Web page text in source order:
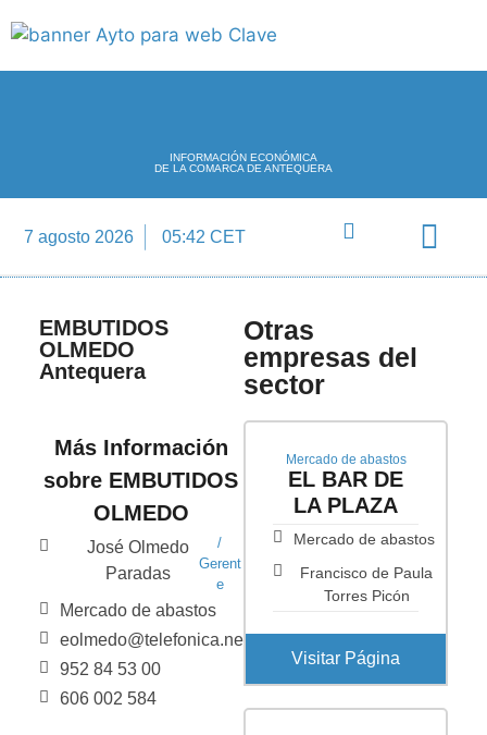
INFORMACIÓN ECONÓMICA
DE LA COMARCA DE ANTEQUERA
7 agosto 2026 05:42 CET
EMBUTIDOS
OLMEDO
Antequera
Más Información
sobre EMBUTIDOS
OLMEDO
José Olmedo
Paradas
/
Gerent
e
Mercado de abastos
eolmedo@telefonica.net
952 84 53 00
606 002 584
Otras
empresas del
sector
Mercado de abastos
EL BAR DE
LA PLAZA
Mercado de abastos
Francisco de Paula
Torres Picón
Visitar Página